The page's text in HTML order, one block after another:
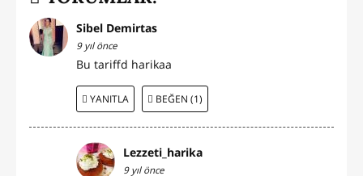
Sibel Demirtas
9 yıl önce
Bu tariffd harikaa
YANITLA BEĞEN (1)
Lezzeti_harika
9 yıl önce